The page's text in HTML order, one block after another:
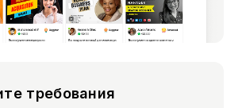
требования